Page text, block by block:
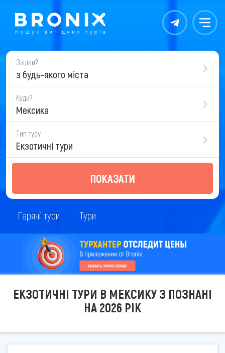
Контакты Меню
Звідки?
з будь-якого міста
Куди?
Мексика
Тип туру
Екзотичні тури
ПОКАЗАТИ
Гарячі тури Тури
ЕКЗОТИЧНІ ТУРИ В МЕКСИКУ З ПОЗНАНІ
НА 2026 РІК